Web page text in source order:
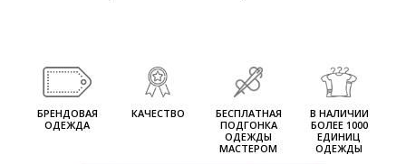
БРЕНДОВАЯ
ОДЕЖДА
КАЧЕСТВО
БЕСПЛАТНАЯ
ПОДГОНКА
ОДЕЖДЫ
МАСТЕРОМ
В НАЛИЧИИ
БОЛЕЕ 1000
ЕДИНИЦ
ОДЕЖДЫ